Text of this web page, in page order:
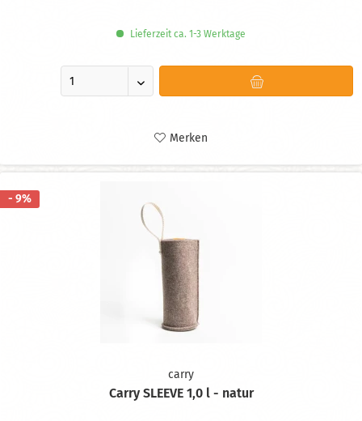
Lieferzeit ca. 1-3 Werktage
Merken
- 9%
carry
Carry SLEEVE 1,0 l - natur